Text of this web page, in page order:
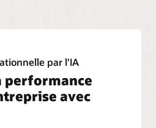
par l'IA
performance
avec